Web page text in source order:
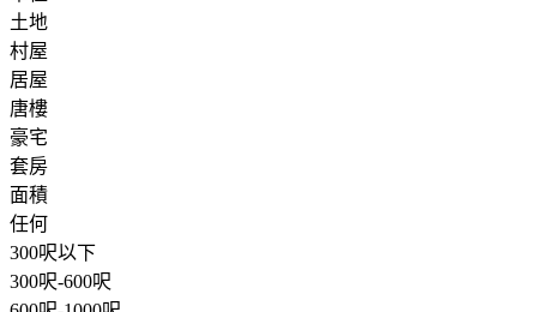
土地
村屋
居屋
唐樓
豪宅
套房
面積
任何
300呎以下
300呎-600呎
600呎-1000呎